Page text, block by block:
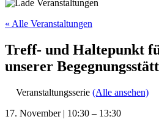
« Alle Veranstaltungen
Treff- und Haltepunkt
unserer
Veranstaltungsserie (Alle ansehen)
17. November | 10:30 – 13:30